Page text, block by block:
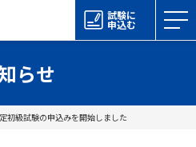
試験に
申込む
らせ
初級試験の申込みを開始しました